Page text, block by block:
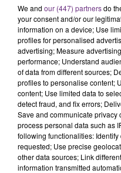
UN FEU DE
CIRCULATION
Un feu de remorque
fin de matinée sur
We and our (447) partnersdo
your consent and/or our
information on a device; Use
profiles for personalised
advertising; Measure
performance; Understand
of data from different sources;
profiles to personalise content;
content; Use limited data to
detect fraud, and fix errors;
Save and communicate
process personal data such as
following functionalities:
requested; Use precise
other data sources; Link
information transmitted